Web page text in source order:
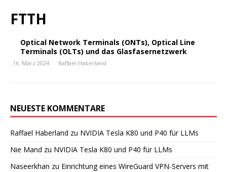
FTTH
Optical Network Terminals (ONTs), Optical Line
Terminals (OLTs) und das Glasfasernetzwerk
16. März 2024 Raffael Haberland
NEUESTE KOMMENTARE
Raffael Haberland zu NVIDIA Tesla K80 und P40 für LLMs
Nie Mand zu NVIDIA Tesla K80 und P40 für LLMs
Naseerkhan zu Einrichtung eines WireGuard VPN-Servers mit